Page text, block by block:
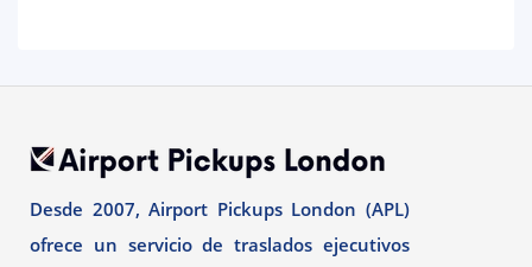
Desde 2007, Airport Pickups London (APL)
ofrece un servicio de traslados ejecutivos